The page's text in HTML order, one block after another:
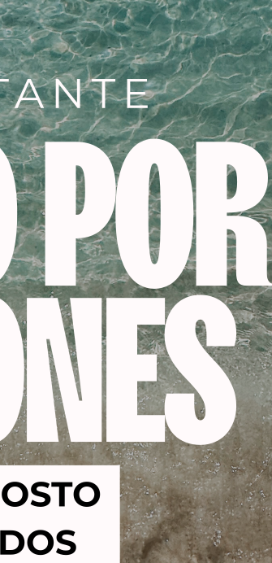
AÑADIR AL CARRITO
de deseos
, tintes/baño de color/oxigenadas
FUERA DE STOCK